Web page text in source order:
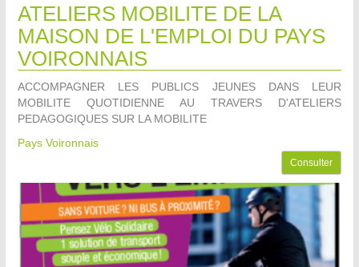
ATELIERS MOBILITE DE LA
MAISON DE L'EMPLOI DU PAYS
VOIRONNAIS
ACCOMPAGNER LES PUBLICS JEUNES DANS LEUR
MOBILITE QUOTIDIENNE AU TRAVERS D'ATELIERS
PEDAGOGIQUES SUR LA MOBILITE
Pays Voironnais
Consulter